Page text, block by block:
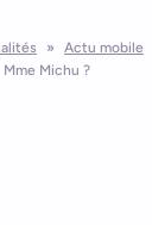
Métier
» Actu mobile
Mme Michu ?